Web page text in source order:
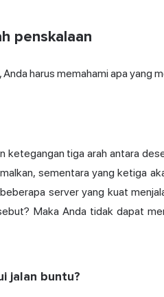
penskalaan
harus memahami apa yang
ketegangan tiga arah antara
sementara yang ketiga
server yang kuat
Maka Anda tidak dapat
jalan buntu?